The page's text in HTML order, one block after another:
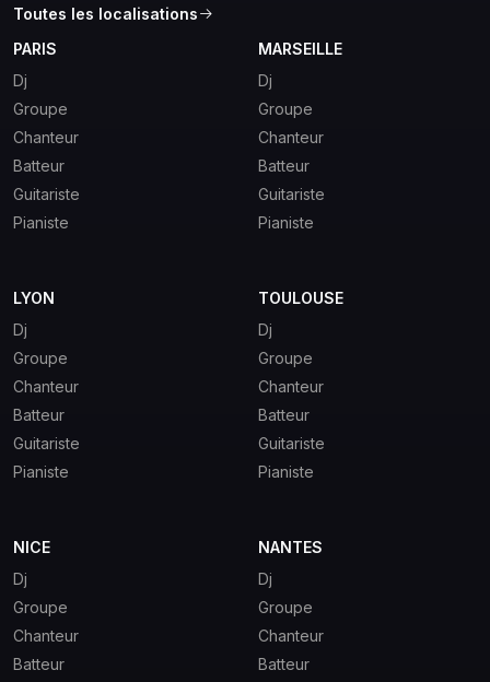
Toutes les localisations
PARIS
Dj
Groupe
Chanteur
Batteur
Guitariste
Pianiste
MARSEILLE
Dj
Groupe
Chanteur
Batteur
Guitariste
Pianiste
LYON
Dj
Groupe
Chanteur
Batteur
Guitariste
Pianiste
TOULOUSE
Dj
Groupe
Chanteur
Batteur
Guitariste
Pianiste
NICE
Dj
Groupe
Chanteur
Batteur
NANTES
Dj
Groupe
Chanteur
Batteur